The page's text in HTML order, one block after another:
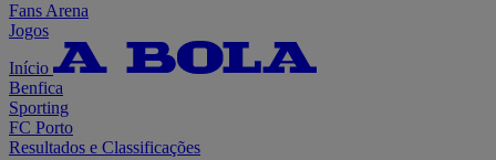
Fans Arena
Jogos
Início
Benfica
Sporting
FC Porto
Resultados e Classificações